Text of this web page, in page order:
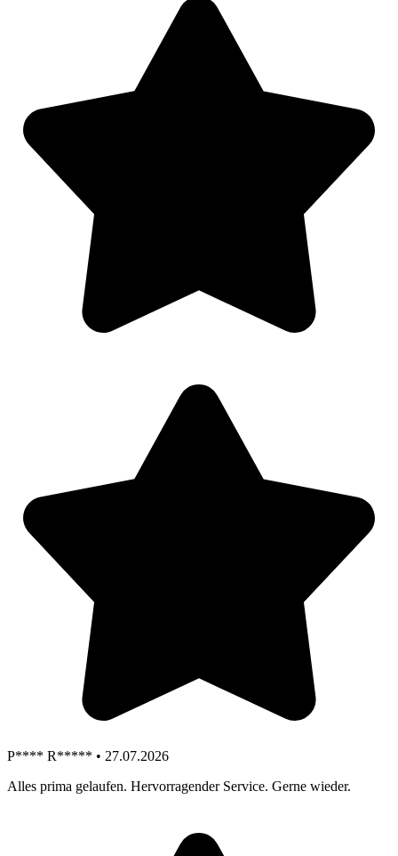
P**** R***** • 27.07.2026
Alles prima gelaufen. Hervorragender Service. Gerne wieder.